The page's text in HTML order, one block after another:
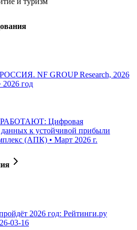
NF GROUP Research, 2026
2026 год
Цифровая
к устойчивой прибыли
(АПК) • Март 2026 г.
2026 год: Рейтинги.ру
03-16